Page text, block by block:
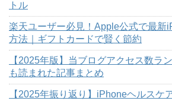
トル
楽天ユーザー必見！Apple公式で最新
方法｜ギフトカードで賢く節約
【2025年版】当ブログアクセス数ラ
も読まれた記事まとめ
【2025年振り返り】iPhoneヘルスケ